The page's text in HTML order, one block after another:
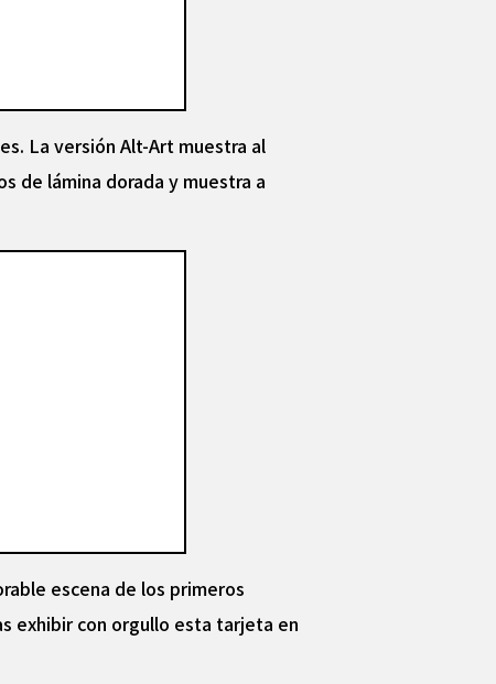
La versión Alt-Art muestra al
de lámina dorada y muestra a
escena de los primeros
exhibir con orgullo esta tarjeta en